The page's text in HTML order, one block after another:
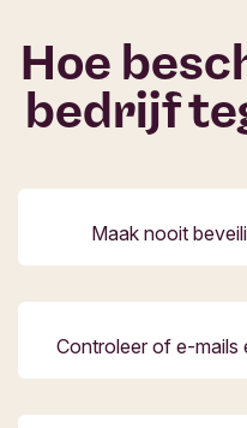
Hoe
bedrijf
Maak nooit
Controleer of e-mails